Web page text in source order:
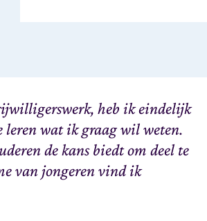
heb ik eindelijk
wat ik graag wil weten.
de kans biedt om deel te
van jongeren vind ik